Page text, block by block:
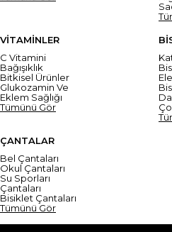
VİTAMİNLER
C Vitamini
Bağışıklık
Bitkisel Ürünler
Glukozamin Ve
Eklem Sağlığı
Tümünü Gör
ÇANTALAR
Bel Çantaları
Okul Çantaları
Su Sporları
Çantaları
Bisiklet Çantaları
Tümünü Gör